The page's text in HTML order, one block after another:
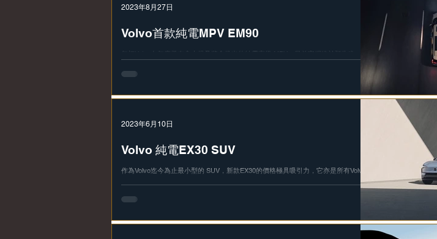
Volvo首款純電MPV EM90
年初Volvo在年度發布會上提及將會推出的純電高級 MPV，日前官網終於預告進一步
預計將採用集團旗下的SEA平台架構底盤，並將與Zeekr 009共享動力系統及電池
2023年8月27日
Volvo 純電EX30 SUV
作為Volvo迄今為止最小型的 SUV，新款EX30的價格極具吸引力，它亦是所有Volvo
中二氧化碳排放量最少、加速最快的車款，預計定價約為 36,000 歐元起。從2024年
2023年6月10日